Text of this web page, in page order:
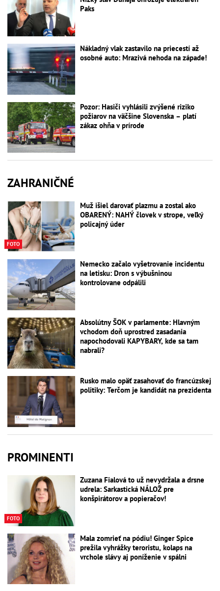
Paks
Nákladný vlak zastavilo na priecestí až
osobné auto: Mrazivá nehoda na západe!
Pozor: Hasiči vyhlásili zvýšené riziko
požiarov na väčšine Slovenska – platí
zákaz ohňa v prírode
ZAHRANIČNÉ
FOTO
Muž išiel darovať plazmu a zostal ako
OBARENÝ: NAHÝ človek v strope, veľký
policajný úder
Nemecko začalo vyšetrovanie incidentu
na letisku: Dron s výbušninou
kontrolovane odpálili
Absolútny ŠOK v parlamente: Hlavným
vchodom doň uprostred zasadania
napochodovali KAPYBARY, kde sa tam
nabrali?
Rusko malo opäť zasahovať do francúzskej
politiky: Terčom je kandidát na prezidenta
PROMINENTI
FOTO
Zuzana Fialová to už nevydržala a drsne
udrela: Sarkastická NÁLOŽ pre
konšpirátorov a popieračov!
Mala zomrieť na pódiu! Ginger Spice
prežila vyhrážky teroristu, kolaps na
vrchole slávy aj poníženie v spálni